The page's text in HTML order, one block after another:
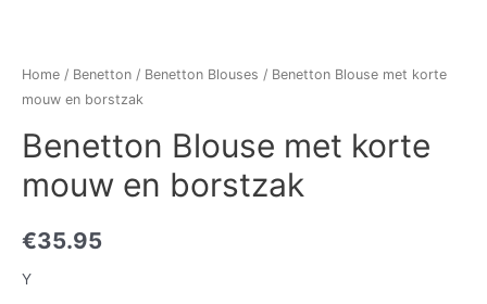
Home / Benetton / Benetton Blouses / Benetton Blouse met korte
mouw en borstzak
Benetton Blouse met korte
mouw en borstzak
€35.95
Y